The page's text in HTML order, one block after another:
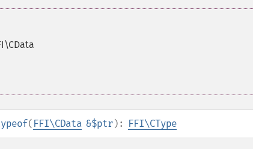
( FFI\CData &$ptr): FFI\CType